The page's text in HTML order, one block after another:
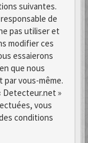
suivantes.
de
pas utiliser et
modifier ces
essaierons
que nous
vous-même.
Detecteur.net »
vous
conditions